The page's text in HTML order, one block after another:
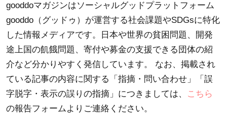
gooddoマガジンはソーシャルグッドプラットフォーム
gooddo（グッドゥ）が運営する社会課題やSDGsに特化
した情報メディアです。日本や世界の貧困問題、開発
途上国の飢餓問題、寄付や募金の支援できる団体の紹
介など分かりやすく発信しています。 なお、掲載され
ている記事の内容に関する「指摘・問い合わせ」「誤
字脱字・表示の誤りの指摘」につきましては、
こちら
の報告フォームよりご連絡ください。